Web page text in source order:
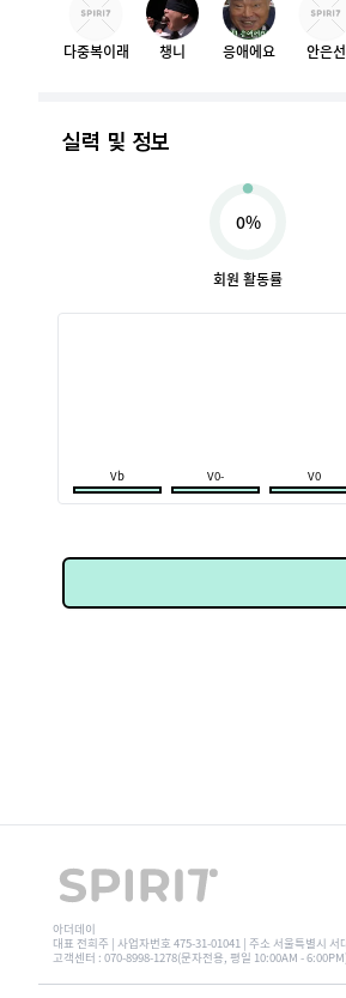
다중복이래 챙니 응애에요 안은선
실력 및 정보
0%
회원 활동률
Vb V0- V0
아더데이
대표 전희주 | 사업자번호 475-31-01041 | 주소 서울특별시
고객센터 : 070-8998-1278(문자전용, 평일 10:00AM -